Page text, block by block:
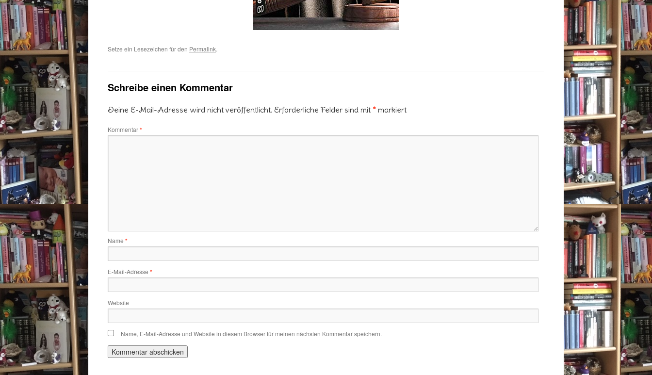
Setze ein Lesezeichen für den Permalink.
Schreibe einen Kommentar
Deine E-Mail-Adresse wird nicht veröffentlicht. Erforderliche Felder sind mit * markiert
Kommentar*
Name *
E-Mail-Adresse *
Website
Name, E-Mail-Adresse und Website in diesem Browser für meinen nächsten Kommentar speichern.